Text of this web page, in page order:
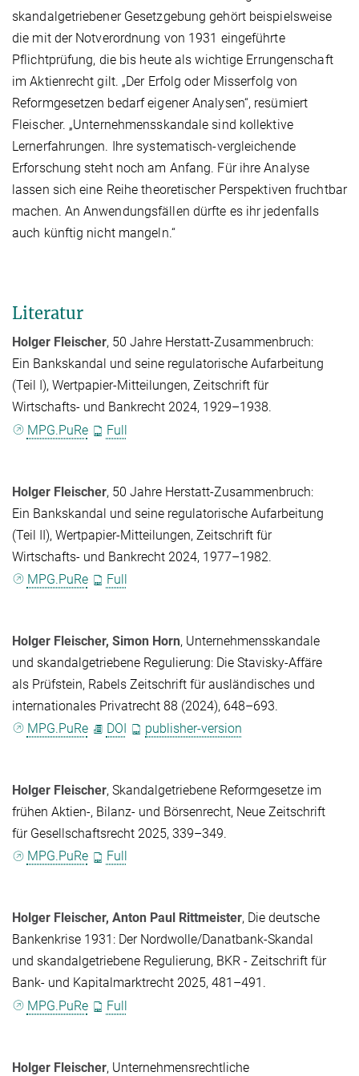
skandalgetriebener Gesetzgebung gehört beispielsweise
die mit der Notverordnung von 1931 eingeführte
Pflichtprüfung, die bis heute als wichtige Errungenschaft
im Aktienrecht gilt. „Der Erfolg oder Misserfolg von
Reformgesetzen bedarf eigener Analysen“, resümiert
Fleischer. „Unternehmensskandale sind kollektive
Lernerfahrungen. Ihre systematisch-vergleichende
Erforschung steht noch am Anfang. Für ihre Analyse
lassen sich eine Reihe theoretischer Perspektiven fruchtbar
machen. An Anwendungsfällen dürfte es ihr jedenfalls
auch künftig nicht mangeln.“
Literatur
Holger Fleischer, 50 Jahre Herstatt-Zusammenbruch:
Ein Bankskandal und seine regulatorische Aufarbeitung
(Teil I), Wertpapier-Mitteilungen, Zeitschrift für
Wirtschafts- und Bankrecht 2024, 1929–1938.
MPG.PuRe
Full
Holger Fleischer, 50 Jahre Herstatt-Zusammenbruch:
Ein Bankskandal und seine regulatorische Aufarbeitung
(Teil II), Wertpapier-Mitteilungen, Zeitschrift für
Wirtschafts- und Bankrecht 2024, 1977–1982.
MPG.PuRe
Full
Holger Fleischer, Simon Horn, Unternehmensskandale
und skandalgetriebene Regulierung: Die Stavisky-Affäre
als Prüfstein, Rabels Zeitschrift für ausländisches und
internationales Privatrecht 88 (2024), 648–693.
MPG.PuRe
DOI publisher-version
Holger Fleischer, Skandalgetriebene Reformgesetze im
frühen Aktien-, Bilanz- und Börsenrecht, Neue Zeitschrift
für Gesellschaftsrecht 2025, 339–349.
MPG.PuRe
Full
Holger Fleischer, Anton Paul Rittmeister, Die deutsche
Bankenkrise 1931: Der Nordwolle/Danatbank-Skandal
und skandalgetriebene Regulierung, BKR - Zeitschrift für
Bank- und Kapitalmarktrecht 2025, 481–491.
MPG.PuRe
Full
Holger Fleischer, Unternehmensrechtliche